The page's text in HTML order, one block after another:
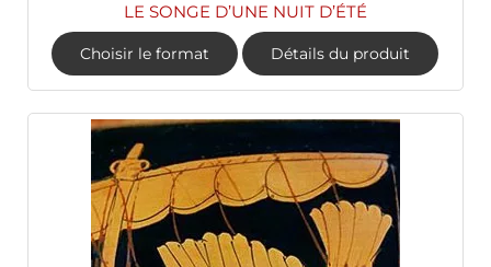
LE SONGE D’UNE NUIT D’ÉTÉ
Choisir le format Détails du produit